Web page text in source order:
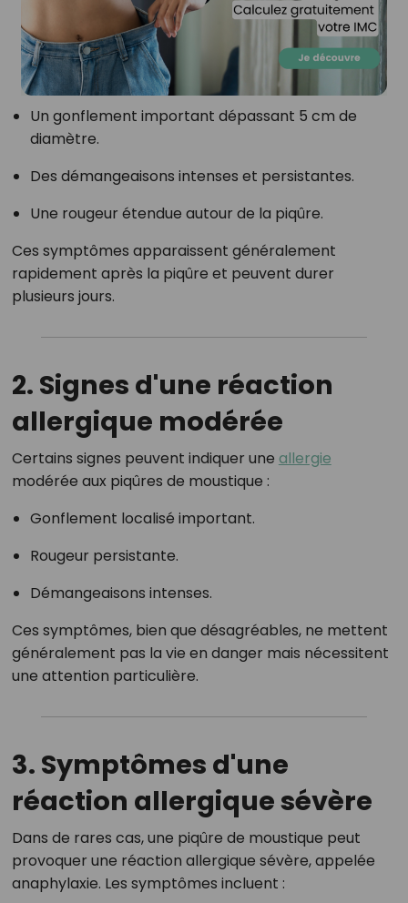
Un gonflement important dépassant 5 cm de
diamètre.
Des démangeaisons intenses et persistantes.
Une rougeur étendue autour de la piqûre.
Ces symptômes apparaissent généralement
rapidement après la piqûre et peuvent durer
plusieurs jours.
2. Signes d'une réaction
allergique modérée
Certains signes peuvent indiquer une allergie
modérée aux piqûres de moustique :
Gonflement localisé important.
Rougeur persistante.
Démangeaisons intenses.
Ces symptômes, bien que désagréables, ne mettent
généralement pas la vie en danger mais nécessitent
une attention particulière.
3. Symptômes d'une
réaction allergique sévère
Dans de rares cas, une piqûre de moustique peut
provoquer une réaction allergique sévère, appelée
anaphylaxie. Les symptômes incluent :